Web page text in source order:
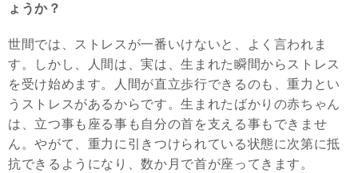
ょうか？
世間では、ストレスが一番いけないと、よく言われま
す。しかし、人間は、実は、生まれた瞬間からストレス
を受け始めます。人間が直立歩行できるのも、重力とい
うストレスがあるからです。生まれたばかりの赤ちゃん
は、立つ事も座る事も自分の首を支える事もできませ
ん。やがて、重力に引きつけられている状態に次第に抵
抗できるようになり、数か月で首が座ってきます。